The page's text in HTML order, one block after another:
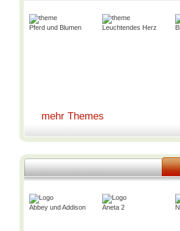
Pferd und Blumen Leuchtendes Herz
mehr Themes
Abbey und Addison Aneta 2